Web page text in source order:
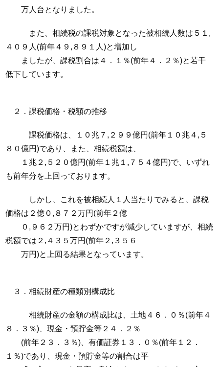
万人台となりました。
また、相続税の課税対象となった被相続人数は５１,
４０９人(前年４９,８９１人)と増加し
ましたが、課税割合は４．１％(前年４．２％)と若干
低下しています。
２．課税価格・税額の推移
課税価格は、１０兆７,２９９億円(前年１０兆４,５
８０億円)であり、また、相続税額は、
１兆２,５２０億円(前年１兆１,７５４億円)で、いずれ
も前年分を上回っております。
しかし、これを被相続人１人当たりでみると、課税
価格は２億０,８７２万円(前年２億
０,９６２万円)とわずかですが減少していますが、相続
税額では２,４３５万円(前年２,３５６
万円)と上回る結果となっています。
３．相続財産の種類別構成比
相続財産の金額の構成比は、土地４６．０％(前年４
８．３％)、現金・預貯金等２４．２％
(前年２３．３％)、有価証券１３．０％(前年１２．
１％)であり、現金・預貯金等の割合は平